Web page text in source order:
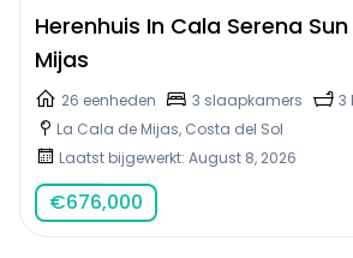
Herenhuis In Cala Serena
Mijas
26 eenheden 3 slaapkamers
3
La Cala de Mijas, Costa del Sol
Laatst bijgewerkt: August 8, 2026
€676,000